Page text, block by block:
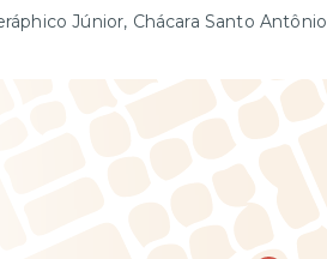
Júnior, Chácara Santo